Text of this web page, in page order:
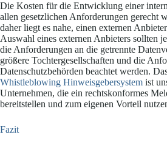
Die Kosten für die Entwicklung einer
allen gesetzlichen Anforderungen gerecht
daher liegt es nahe, einen externen
Auswahl eines externen Anbieters sollten
die Anforderungen an die getrennte
größere Tochtergesellschaften und die
Datenschutzbehörden beachtet werden.
Whistleblowing Hinweisgebersystem ist
Unternehmen, die ein rechtskonformes
bereitstellen und zum eigenen Vorteil
Fazit